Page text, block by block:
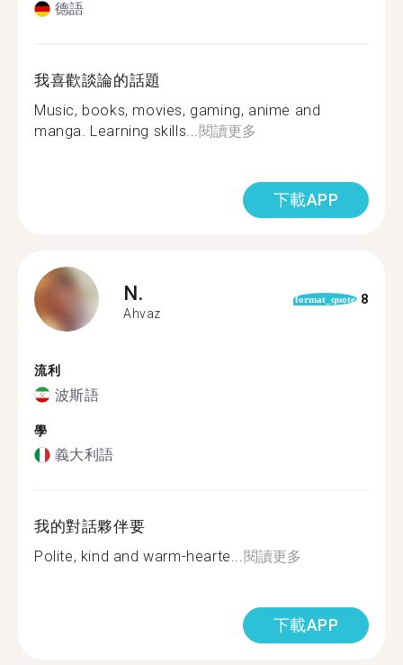
德語
我喜歡談論的話題
Music, books, movies, gaming, anime and
manga. Learning skills...閱讀更多
下載APP
N.
Ahvaz
format_quote 8
流利
波斯語
學
義大利語
我的對話夥伴要
Polite, kind and warm-hearte...閱讀更多
下載APP